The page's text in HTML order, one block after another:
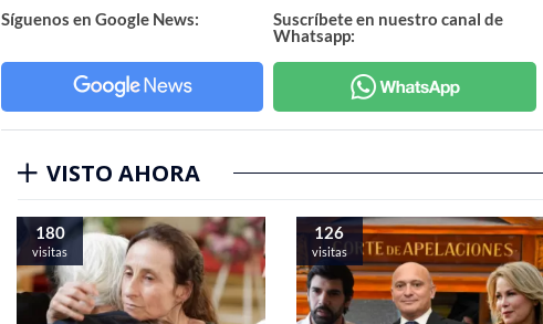
Síguenos en Google News:
Suscríbete en nuestro canal de
Whatsapp:
VISTO AHORA
180
visitas
126
visitas